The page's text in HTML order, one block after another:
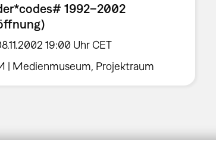
1992–2002
19:00 Uhr CET
| Medienmuseum, Projektraum